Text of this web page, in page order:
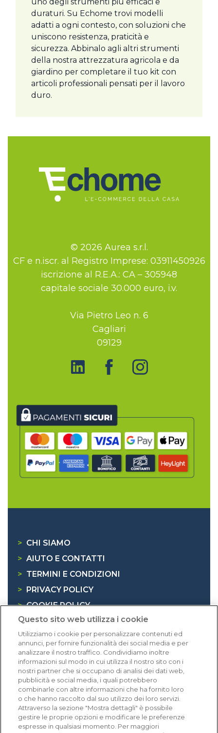
duraturi. Su Echome trovi modelli
adatti a ogni contesto, con soluzioni che
uniscono resistenza, praticità e
sicurezza. Abbinalo agli altri strumenti
della nostra attrezzatura agricola e da
giardino per completare il tuo kit con
articoli professionali pensati per il lavoro
duro.
© 2026 Aurea s.r.l.
CF e n.iscr. al Registro Imprese: 03911450926
iscrizione al R.E.A.: CA – 305948
capitale sociale 30.000 euro, i.v.
Via Pietro Leo n. 6
Cagliari
09129
> CHI SIAMO
> AIUTO E CONTATTI
> TERMINI E CONDIZIONI
>
PRIVACY POLICY
> COOKIE POLICY
> INFORMATIVA RAEE
Dicono di noi
1.641 recensioni
Eccellente (4,8)
Acquisti verificati
Questo sito web utilizza i cookie
Utilizziamo i cookie per personalizzare contenuti ed
annunci, per fornire funzionalità dei social media e per
analizzare il nostro traffico. Condividiamo inoltre
informazioni sul modo in cui utilizza il nostro sito con i
nostri partner che si occupano di analisi dei dati web,
pubblicità e social media, i quali potrebbero
combinarle con altre informazioni che ha fornito loro
o che hanno raccolto dal suo utilizzo dei loro servizi.
Attraverso la sezione "Mostra dettagli" è possibile
gestire le proprie opzioni e modificare le preferenze
espresse in qualsiasi momento. Per maggiori